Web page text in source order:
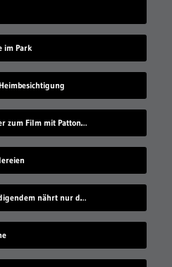
im Park
„I Love My Dad“: Trailer zum Film mit Patton Oswalt
Die Flucht vor zu Erledigendem nährt nur dessen Schreckenskraft